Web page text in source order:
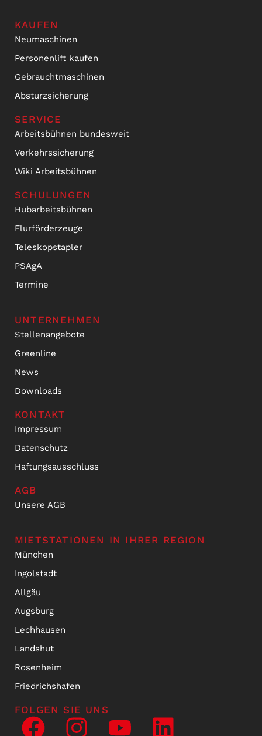
KAUFEN
Neumaschinen
Personenlift kaufen
Gebrauchtmaschinen
Absturzsicherung
SERVICE
Arbeitsbühnen bundesweit
Verkehrssicherung
Wiki Arbeitsbühnen
SCHULUNGEN
Hubarbeitsbühnen
Flurförderzeuge
Teleskopstapler
PSAgA
Termine
UNTERNEHMEN
Stellenangebote
Greenline
News
Downloads
KONTAKT
Impressum
Datenschutz
Haftungsausschluss
AGB
Unsere AGB
MIETSTATIONEN IN IHRER REGION
München
Ingolstadt
Allgäu
Augsburg
Lechhausen
Landshut
Rosenheim
Friedrichshafen
FOLGEN SIE UNS